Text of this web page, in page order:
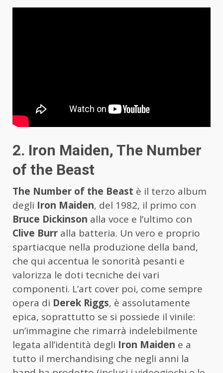
2. Iron Maiden, The Number
of the Beast
The Number of the Beast è il terzo album
degli Iron Maiden, del 1982, il primo con
Bruce Dickinson alla voce e l’ultimo con
Clive Burr alla batteria. Un vero e proprio
spartiacque nella produzione della band,
che qui accentua le sonorità pesanti e
valorizza le doti tecniche dei vari
componenti. L’art cover poi, come sempre
opera di Derek Riggs, è assolutamente
epica, soprattutto se si possiede il vinile:
un’immagine che rimarrà indelebilmente
legata all’identità degli Iron Maiden e a
tutto il merchandising che negli anni la